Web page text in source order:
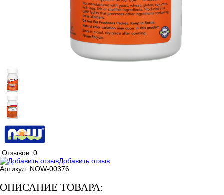
Отзывов: 0
Добавить отзыв
Артикул: NOW-00376
ОПИСАНИЕ ТОВАРА: